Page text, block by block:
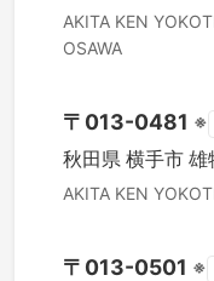
AKITA KEN
OSAWA
〒 013-0481 ※
秋田県 横手市 雄
AKITA KEN
〒 013-0501 ※